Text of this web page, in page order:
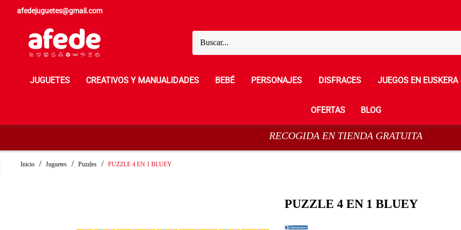
afedejuguetes@gmail.com
JUGUETES CREATIVOS Y MANUALIDADES BEBÉ PERSONAJES DISFRACES JUEGOS EN EUSKERA
OFERTAS BLOG
RECOGIDA EN TIENDA GRATUITA
Inicio Juguetes Puzzles PUZZLE 4 EN 1 BLUEY
PUZZLE 4 EN 1 BLUEY